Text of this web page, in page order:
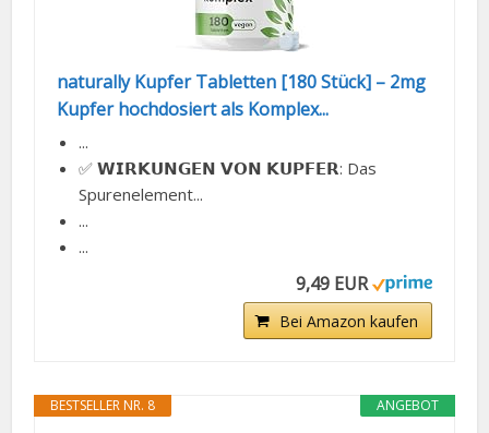
naturally Kupfer Tabletten [180 Stück] – 2mg
Kupfer hochdosiert als Komplex...
...
✅ 𝗪𝗜𝗥𝗞𝗨𝗡𝗚𝗘𝗡 𝗩𝗢𝗡 𝗞𝗨𝗣𝗙𝗘𝗥: Das
Spurenelement...
...
...
9,49 EUR
Bei Amazon kaufen
ANGEBOT
BESTSELLER NR. 8